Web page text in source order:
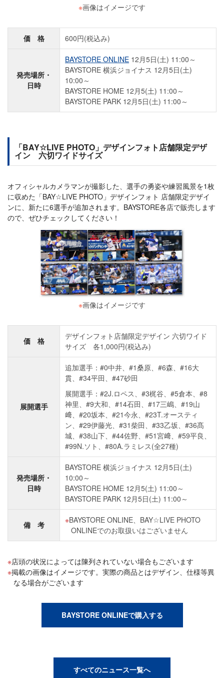
※画像はイメージです
価 格 600円(税込み)
発売場所・
日時
BAYSTORE ONLINE 12月5日(土) 11:00～
BAYSTORE 横浜ジョイナス 12月5日(土)
10:00～
BAYSTORE HOME 12月5(土) 11:00～
BAYSTORE PARK 12月5日(土) 11:00～
「BAY☆LIVE PHOTO」デザインフォト店舗限定デザ
イン 六切ワイドサイズ
オフィシャルカメラマンが撮影した、選手の勇姿や練習風景を1枚
に収めた「BAY☆LIVE PHOTO」デザインフォト 店舗限定デザイ
ンに、新たに6選手が追加されます。BAYSTORE各店で販売します
ので、ぜひチェックしてください！
※画像はイメージです
価 格
デザインフォト店舗限定デザイン 六切ワイド
サイズ 各1,000円(税込み)
展開選手
追加選手：#0中井、#1桑原、#6森、#16大
貫、#34平田、#47砂田
展開選手：#2J.ロペス、#3梶谷、#5倉本、#8
神里、#9大和、#14石田、#17三嶋、#19山
﨑、#20坂本、#21今永、#23T.オースティ
ン、#29伊藤光、#31柴田、#33乙坂、#36髙
城、#38山下、#44佐野、#51宮﨑、#59平良、
#99N.ソト、#80A.ラミレス(全27種)
発売場所・
日時
BAYSTORE 横浜ジョイナス 12月5日(土)
10:00～
BAYSTORE HOME 12月5(土) 11:00～
BAYSTORE PARK 12月5日(土) 11:00～
備 考
BAYSTORE ONLINE、BAY☆LIVE PHOTO
ONLINEでのお取扱いはございません
店頭の状況によっては陳列されていない場合もございます
掲載の画像はイメージです。実際の商品とはデザイン、仕様等異
なる場合がございます
BAYSTORE ONLINEで購入する
すべてのニュース一覧へ